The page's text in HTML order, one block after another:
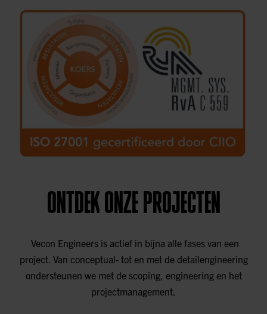
ONTDEK ONZE PROJECTEN
Vecon Engineers is actief in bijna alle fases van een
project. Van conceptual- tot en met de detailengineering
ondersteunen we met de scoping, engineering en het
projectmanagement.